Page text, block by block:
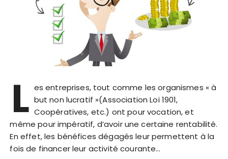
L es entreprises, tout comme les organismes « à
but non lucratif »(Association Loi 1901,
Coopératives, etc.) ont pour vocation, et
même pour impératif, d’avoir une certaine rentabilité.
En effet, les bénéfices dégagés leur permettent à la
fois de financer leur activité courante…